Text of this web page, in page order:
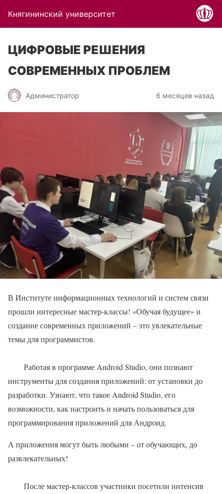
Княгининский университет
ЦИФРОВЫЕ РЕШЕНИЯ
СОВРЕМЕННЫХ ПРОБЛЕМ
Администратор 6 месяцев назад
В Институте информационных технологий и систем связи
прошли интересные мастер-классы! «Обучая будущее» и
создание современных приложений – это увлекательные
темы для программистов.
Работая в программе Android Studio, они познают
инструменты для создания приложений: от установки до
разработки. Узнают, что такое Android Studio, его
возможности, как настроить и начать пользоваться для
программирования приложений для Андроид.
А приложения могут быть любыми – от обучающих, до
развлекательных!
После мастер-классов участники посетили интенсив